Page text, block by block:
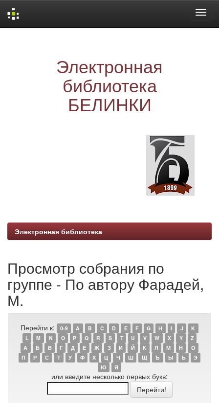
Электронная
библиотека
БЕЛИНКИ
Электронная библиотека
Просмотр собрания по
группе - По автору Фарадей,
М.
Перейти к: 0-9 A B C D E F G H I J
K
L
M N O P Q R S T U V W X Y
Z
А
Б В Г Д Е Ж З И Й К Л М Н
О
П
Р С Т У Ф Х Ц Ч Ш Щ Ъ Ы Ь
Э
Ю
Я
или введите несколько первых букв: